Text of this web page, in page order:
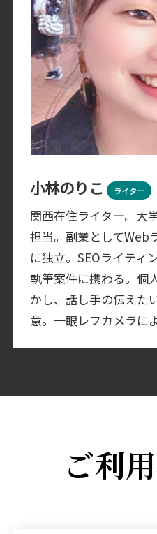
小林のりこ ライター
関西在住ライター。大
担当。副業としてWeb
に独立。SEOライティ
執筆案件に携わる。個
かし、話し手の伝えた
意。一眼レフカメラに
ご利